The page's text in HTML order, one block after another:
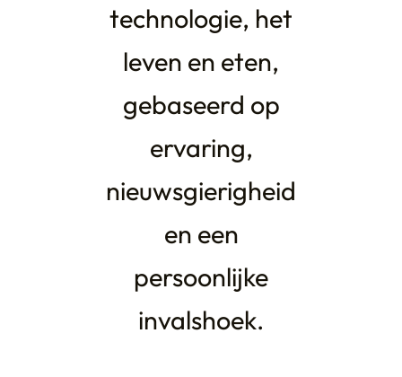
technologie, het
leven en eten,
gebaseerd op
ervaring,
nieuwsgierigheid
en een
persoonlijke
invalshoek.